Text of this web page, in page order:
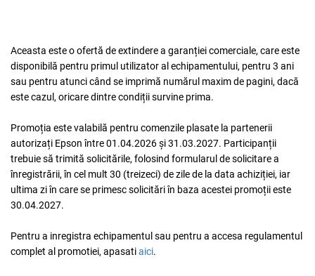
Aceasta este o ofertă de extindere a garanției comerciale, care este
disponibilă pentru primul utilizator al echipamentului, pentru 3 ani
sau pentru atunci când se imprimă numărul maxim de pagini, dacă
este cazul, oricare dintre condiții survine prima.
Promoția este valabilă pentru comenzile plasate la partenerii
autorizați Epson între01.04.2026și31.03.2027. Participanții
trebuie să trimită solicitările, folosind formularul de solicitare a
înregistrării, în cel mult 30 (treizeci) de zile de la data achiziției, iar
ultima zi în care se primesc solicitări în baza acestei promoții este
30.04.2027.
Pentru a inregistra echipamentul sau pentru a accesa regulamentul
complet al promotiei, apasatiaici.
Adauga la favorite